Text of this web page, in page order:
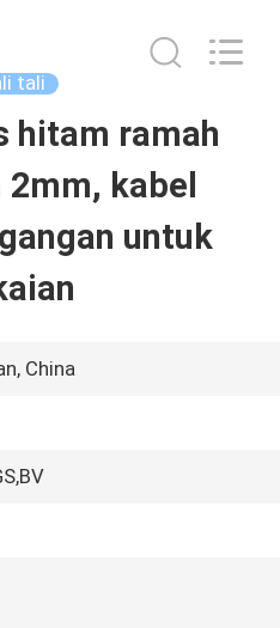
tali
hitam ramah
2mm, kabel
untuk
China